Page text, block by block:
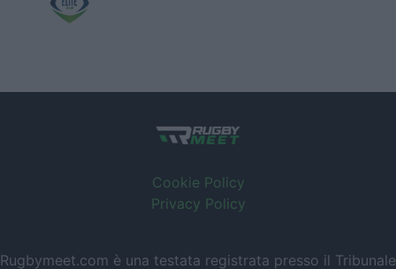
Cookie Policy
Privacy Policy
Rugbymeet.com è una testata registrata presso il Tribunale